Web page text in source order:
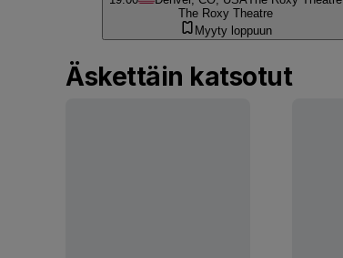
The Roxy Theatre
Myyty loppuun
Äskettäin katsotut